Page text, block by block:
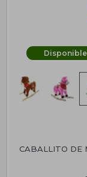
CABALLITO DE